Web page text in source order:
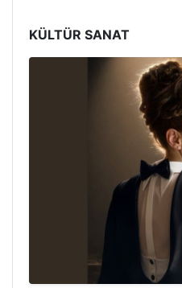
KÜLTÜR SANAT